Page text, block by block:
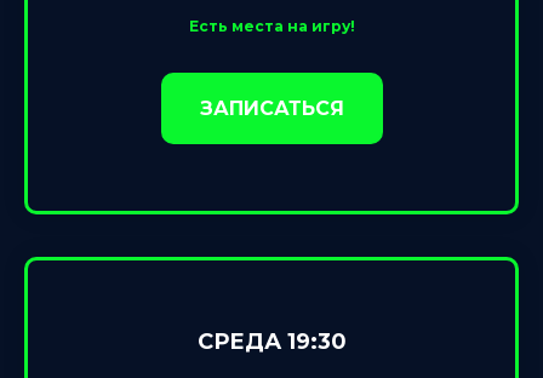
Есть места на игру!
ЗАПИСАТЬСЯ
СРЕДА 19:30